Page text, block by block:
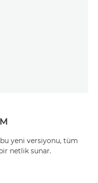
yeni versiyonu, tüm
netlik sunar.